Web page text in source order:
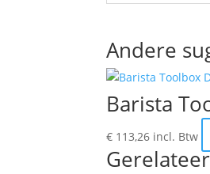
Andere
Barista
€ 113,26 incl. Btw